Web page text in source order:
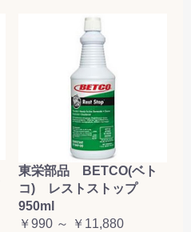
東栄部品 BETCO(ベト
コ) レストストップ
950ml
￥990 ～ ￥11,880